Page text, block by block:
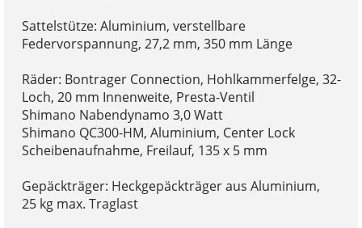
Sattelstütze: Aluminium, verstellbare
Federvorspannung, 27,2 mm, 350 mm Länge
Räder: Bontrager Connection, Hohlkammerfelge, 32-
Loch, 20 mm Innenweite, Presta-Ventil
Shimano Nabendynamo 3,0 Watt
Shimano QC300-HM, Aluminium, Center Lock
Scheibenaufnahme, Freilauf, 135 x 5 mm
Gepäckträger: Heckgepäckträger aus Aluminium,
25 kg max. Traglast